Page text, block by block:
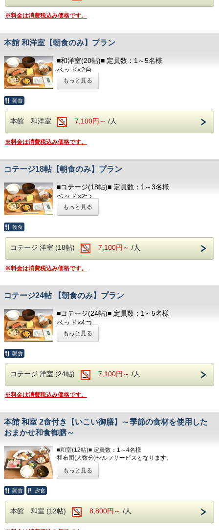
しております。
歯ブラシ
T字カミソリ
ヘアーブラシ
お茶
■ランドリー■
コテージ棟付近に、無料の縦型ランドリーがございます。
以下のアメニティは、
必要なものをお持ちください。
部屋着(セパレートタイプ)
歯ブラシ
T字カミソリ
ヘアーブラシ
お茶
◆食物アレルギーがございましたらお知らせください◆
朝食開始時間は、
ご希望のお時間をご記入ください。
※料金は消費税込み価格です。
本館 和洋室【朝食のみ】プラン
■和洋室(20帖)■ 定員数：1～5名様
ベッド×2台
和布団(人数分)※布団はセルフサービスとなります
バリアフリー / お風呂
ヘアドライヤー / 電気ポッド
冷暖房完備 / お茶のみコップ / グラス
■アメニティ■
ボディソープ / シャンプー
以下のアメニティは、
てご用意しております。
必要なものをお持ちください。
部屋着(セパレートタイプ)
ヘアーブラシ
お茶
■ランドリー■
ます。
◆食物アレルギーがございましたらお知らせくださ
い◆
朝食開始時間は、
もっと見る
朝食
本館 和洋室 7,100円～ /人
※料金は消費税込み価格です。
コテージ18帖【朝食のみ】プラン
■コテージ(18帖)■ 定員数：1～3名様
ベッド×2つ
ソファベッド×1つ
キッチン / 調理器具 / 食器 / 冷蔵庫 / 電子レンジ
ヘアドライヤー / 電気ポッド / 冷暖房完備
■アメニティ■
フェイスタオル / バスタオル
以下のアメニティは、
てご用意しております。
必要なものをお持ちください。
部屋着(セパレートタイプ)
ヘアーブラシ
お茶
■ランドリー■
ます。
☆☆お食事☆☆
◆食物アレルギーがございましたらお知らせくださ
い◆
朝食開始時間は、
もっと見る
朝食
コテージ 洋室 (18帖) 7,100円～ /人
※料金は消費税込み価格です。
コテージ24帖 【朝食のみ】プラン
■コテージ(24帖)■ 定員数：1～5名様
ベッド×4つ
ソファベッド×1つ
キッチン / 調理器具 / 食器 / 冷蔵庫 / 電子レンジ
ヘアドライヤー / 電気ポッド / 冷暖房完備
■アメニティ■
フェイスタオル / バスタオル
以下のアメニティは、
フロント向かいのアメニティバイキングコーナーに
必要なものをお持ちください。
部屋着(セパレートタイプ)
歯ブラシ
お茶
■ランドリー■
もっと見る
朝食
コテージ 洋室 (24帖) 7,100円～ /人
※料金は消費税込み価格です。
本館 和室 2食付き【いこい御膳】～季節の食材を使用した
おまかせ和食御膳～
■和室(12帖)■ 定員数：1～4名様
和布団(人数分)セルフサービスとなります。
洋式トイレ（温水洗浄便座付） / 洗面所
冷蔵庫 / テレビ
■アメニティ■
もっと見る
朝食 夕食
本館 和室 (12帖) 8,800円～ /人